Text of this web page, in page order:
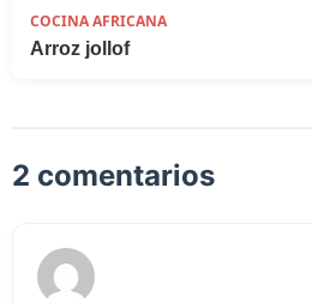
COCINA AFRICANA
Arroz jollof
2 comentarios